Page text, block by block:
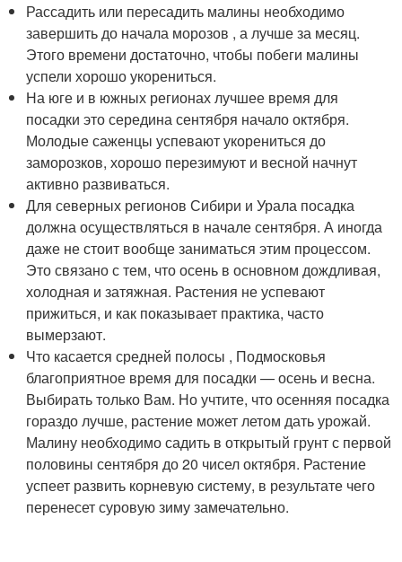
Рассадить или пересадить малины необходимо
завершить до начала морозов , а лучше за месяц.
Этого времени достаточно, чтобы побеги малины
успели хорошо укорениться.
На юге и в южных регионах лучшее время для
посадки это середина сентября начало октября.
Молодые саженцы успевают укорениться до
заморозков, хорошо перезимуют и весной начнут
активно развиваться.
Для северных регионов Сибири и Урала посадка
должна осуществляться в начале сентября. А иногда
даже не стоит вообще заниматься этим процессом.
Это связано с тем, что осень в основном дождливая,
холодная и затяжная. Растения не успевают
прижиться, и как показывает практика, часто
вымерзают.
Что касается средней полосы , Подмосковья
благоприятное время для посадки — осень и весна.
Выбирать только Вам. Но учтите, что осенняя посадка
гораздо лучше, растение может летом дать урожай.
Малину необходимо садить в открытый грунт с первой
половины сентября до 20 чисел октября. Растение
успеет развить корневую систему, в результате чего
перенесет суровую зиму замечательно.